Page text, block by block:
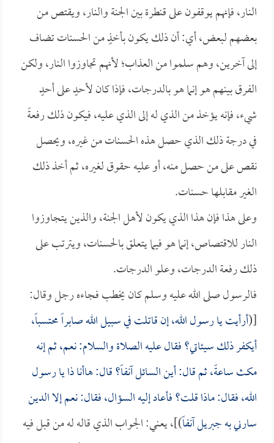
النار، فإنهم يوقفون على قنطرة بين الجنة والنار، ويقتص من
بعضهم لبعض، أي: أن ذلك يكون بأخذٍ من الحسنات تضاف
إلى آخرين، وهم سلموا من العذاب؛ لأنهم تجاوزوا النار، ولكن
الفرق بينهم هو إنما هو بالدرجات، فإذا كان لأحدٍ على أحدٍ
شيء، فإنه يؤخذ من الذي له إلى الذي عليه، فيكون ذلك رفعةً
في درجة ذلك الذي حصل هذه الحسنات من غيره، ويحصل
نقص على من حصل منه، أو عليه حقوق لغيره، ثم أخذ ذلك
الغير مقابلها حسنات.
وعلى هذا فإن هذا الذي يكون لأهل الجنة، والذين يتجاوزوا
النار للاقتصاص، إنما هو فيما يتعلق بالحسنات، ويترتب على
ذلك رفعة الدرجات، وعلو الدرجات.
فالرسول صلى الله عليه وسلم كان يخطب فجاءه رجل وقال:
[(أرأيت يا رسول الله، إن قاتلت في سبيل الله صابراً محتسباً،
أيكفر ذلك سيئاتي؟ فقال عليه الصلاة والسلام: نعم، ثم إنه
مكث ساعةً، ثم قال: أين السائل آنفاً؟ قال: هاأنا ذا يا رسول
الله، فقال: ماذا قلت؟ فأعاد إليه السؤال، فقال: نعم إلا الدين
سارني به جبريل آنفاً)]، يعني: الجواب الذي قاله له من قبل فيه